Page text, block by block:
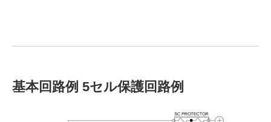
基本回路例 5セル保護回路例